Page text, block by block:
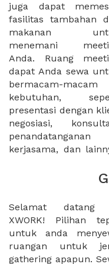
juga dapat
fasilitas tambahan
makanan
menemani
Anda. Ruang
dapat Anda sewa
bermacam-macam
kebutuhan,
presentasi dengan
negosiasi,
penandatanganan
kerjasama, dan
meeting Anda,
disesuaikan
kebutuhan klien
Sewa meeting
XWORK
meeting Anda dan
membuat klien
puas dengan
Selamat datang
XWORK! Pilihan
untuk anda
ruangan untuk
gathering apapun.
yang didambakan
berbagai macam
baik acara
maupun
Termasuk rapat,